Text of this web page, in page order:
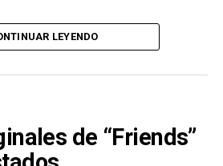
LEYENDO
de “Friends”